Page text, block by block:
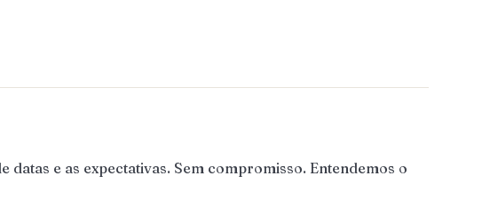
e as expectativas. Sem compromisso. Entendemos o